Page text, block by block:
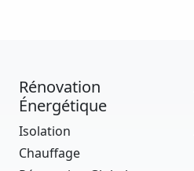
Rénovation
Énergétique
Isolation
Chauffage